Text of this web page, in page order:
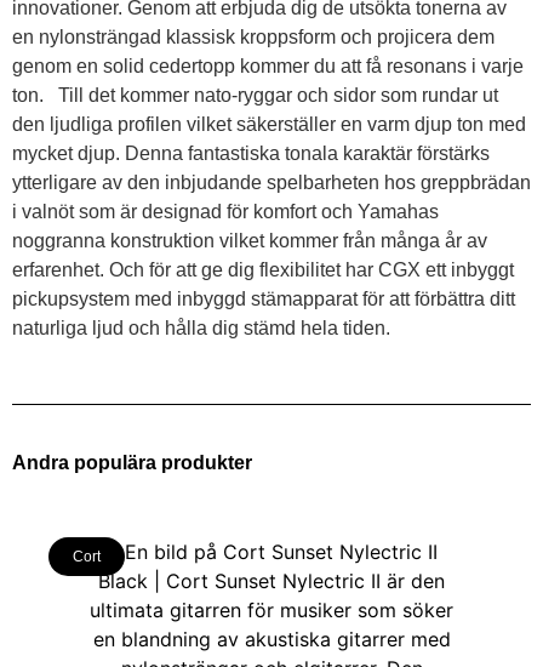
innovationer. Genom att erbjuda dig de utsökta tonerna av
en nylonsträngad klassisk kroppsform och projicera dem
genom en solid cedertopp kommer du att få resonans i varje
ton. Till det kommer nato-ryggar och sidor som rundar ut
den ljudliga profilen vilket säkerställer en varm djup ton med
mycket djup. Denna fantastiska tonala karaktär förstärks
ytterligare av den inbjudande spelbarheten hos greppbrädan
i valnöt som är designad för komfort och Yamahas
noggranna konstruktion vilket kommer från många år av
erfarenhet. Och för att ge dig flexibilitet har CGX ett inbyggt
pickupsystem med inbyggd stämapparat för att förbättra ditt
naturliga ljud och hålla dig stämd hela tiden.
Andra populära produkter
Cort